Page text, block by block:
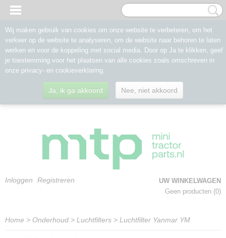
Inloggen Registreren
UW WINKELWAGEN
Geen producten (0)
Home > Onderhoud > Luchtfilters > Luchtfilter Yanmar YM
Wij maken gebruik van cookies om onze website te verbeteren, om het
verkeer op de website te analyseren, om de website naar behoren te laten
werken en voor de koppeling met social media. Door op Ja te klikken, geef
je toestemming voor het plaatsen van alle cookies zoals omschreven in
onze privacy- en cookieverklaring.
Ja, ik ga akkoord Nee, niet akkoord